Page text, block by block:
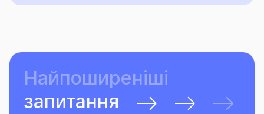
Найпоширеніші
запитання